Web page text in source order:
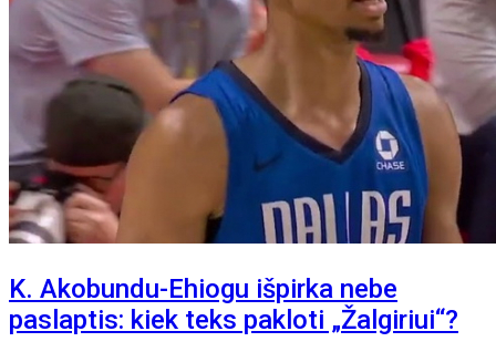
K. Akobundu-Ehiogu išpirka nebe
paslaptis: kiek teks pakloti „Žalgiriui“?